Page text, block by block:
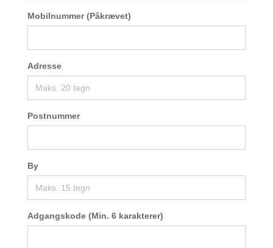
Mobilnummer (Påkrævet)
Adresse
Postnummer
By
Adgangskode (Min. 6 karakterer)